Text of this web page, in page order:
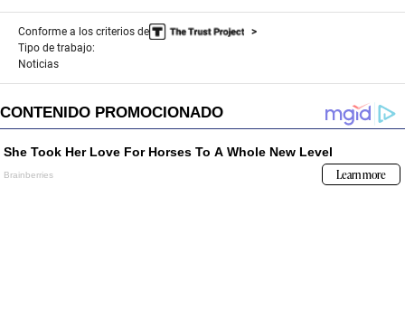
s
e
c
d
s
Conforme a los criterios de
Tipo de trabajo:
Noticias